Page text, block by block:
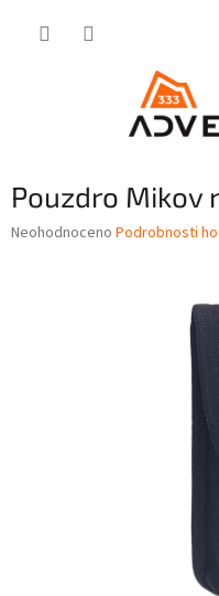
Pouzdro Mikov
Průměrné
Neohodnoceno Podrobnosti